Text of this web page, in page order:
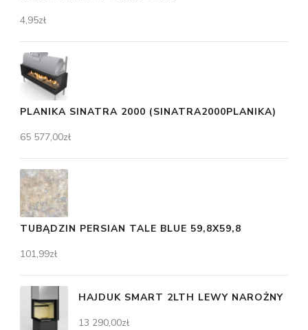
4,95zł
PLANIKA SINATRA 2000 (SINATRA2000PLANIKA)
65 577,00zł
TUBĄDZIN PERSIAN TALE BLUE 59,8X59,8
101,99zł
HAJDUK SMART 2LTH LEWY NAROŻNY
13 290,00zł